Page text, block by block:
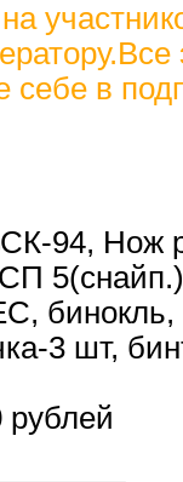
себе в
94, Нож
3 шт,
рублей